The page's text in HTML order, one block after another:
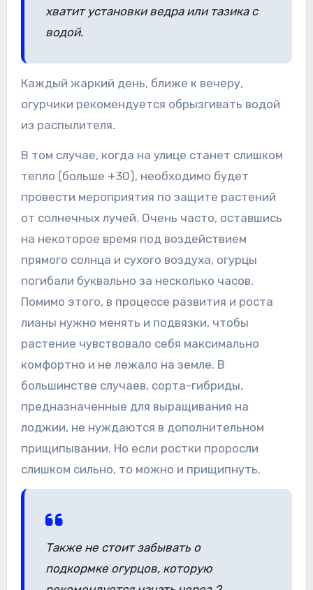
хватит установки ведра или тазика с
водой.
Каждый жаркий день, ближе к вечеру,
огурчики рекомендуется обрызгивать водой
из распылителя.
В том случае, когда на улице станет слишком
тепло (больше +30), необходимо будет
провести мероприятия по защите растений
от солнечных лучей. Очень часто, оставшись
на некоторое время под воздействием
прямого солнца и сухого воздуха, огурцы
погибали буквально за несколько часов.
Помимо этого, в процессе развития и роста
лианы нужно менять и подвязки, чтобы
растение чувствовало себя максимально
комфортно и не лежало на земле. В
большинстве случаев, сорта-гибриды,
предназначенные для выращивания на
лоджии, не нуждаются в дополнительном
прищипывании. Но если ростки проросли
слишком сильно, то можно и прищипнуть.
Также не стоит забывать о
подкормке огурцов, которую